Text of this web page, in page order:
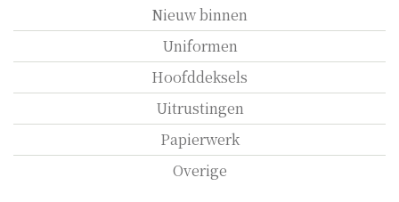
Nieuw binnen
Uniformen
Hoofddeksels
Uitrustingen
Papierwerk
Overige